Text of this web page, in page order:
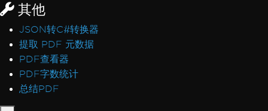
其他
JSON转C#转换器
提取 PDF 元数据
PDF查看器
PDF字数统计
总结PDF